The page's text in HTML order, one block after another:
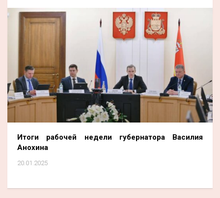
Итоги рабочей недели губернатора Василия
Анохина
20.01.2025